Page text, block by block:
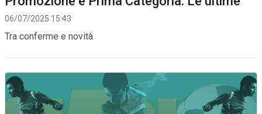
06/07/2025 15:43
Tra conferme e novità